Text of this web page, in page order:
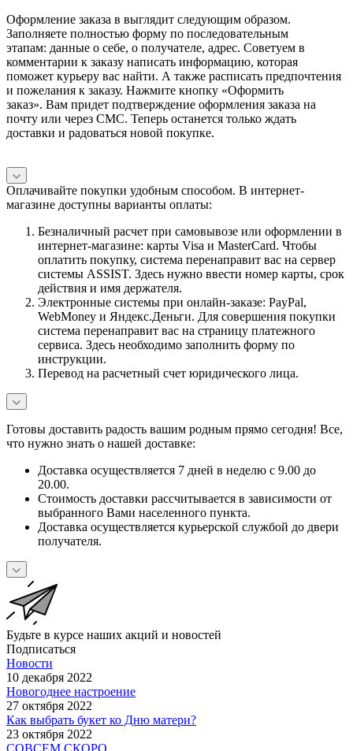
Оформление заказа в выглядит следующим образом.
Заполняете полностью форму по последовательным
этапам: данные о себе, о получателе, адрес. Советуем в
комментарии к заказу написать информацию, которая
поможет курьеру вас найти. А также расписать предпочтения
и пожелания к заказу. Нажмите кнопку «Оформить
заказ». Вам придет подтверждение оформления заказа на
почту или через СМС. Теперь останется только ждать
доставки и радоваться новой покупке.
Оплачивайте покупки удобным способом. В интернет-
магазине доступны варианты оплаты:
Безналичный расчет при самовывозе или оформлении в
интернет-магазине: карты Visa и MasterCard. Чтобы
оплатить покупку, система перенаправит вас на сервер
системы ASSIST. Здесь нужно ввести номер карты, срок
действия и имя держателя.
Электронные системы при онлайн-заказе: PayPal,
WebMoney и Яндекс.Деньги. Для совершения покупки
система перенаправит вас на страницу платежного
сервиса. Здесь необходимо заполнить форму по
инструкции.
Перевод на расчетный счет юридического лица.
Готовы доставить радость вашим родным прямо сегодня! Все,
что нужно знать о нашей доставке:
Доставка осуществляется 7 дней в неделю с 9.00 до
20.00.
Стоимость доставки рассчитывается в зависимости от
выбранного Вами населенного пункта.
Доставка осуществляется курьерской службой до двери
получателя.
Будьте в курсе наших акций и новостей
Подписаться
Новости
10 декабря 2022
Новогоднее настроение
27 октября 2022
Как выбрать букет ко Дню матери?
23 октября 2022
СОВСЕМ СКОРО